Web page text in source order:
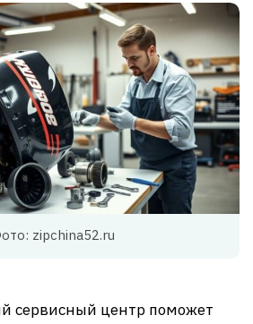
zipchina52.ru
сервисный центр поможет